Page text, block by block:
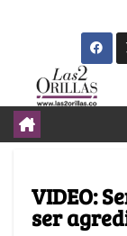
VIDEO:
ser